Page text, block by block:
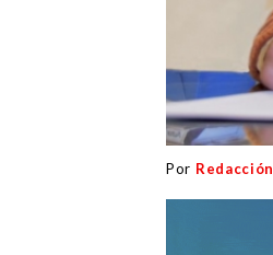
Por Redacción